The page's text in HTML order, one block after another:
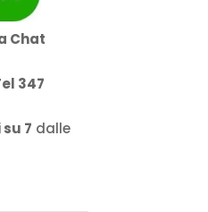
Chat
347
7 dalle